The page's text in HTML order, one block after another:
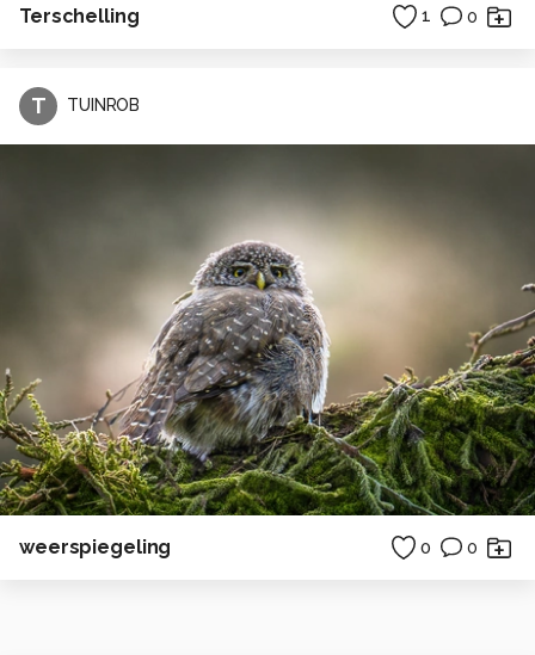
Terschelling 1 0
T TUINROB
weerspiegeling 0 0